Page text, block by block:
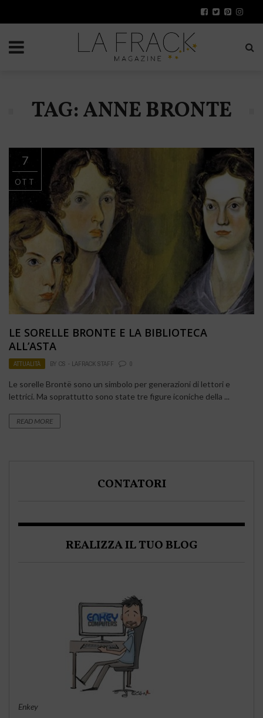
TAG: ANNE BRONTE
7
OTT
LE SORELLE BRONTE E LA BIBLIOTECA
ALL’ASTA
ATTUALITÀ BY CS - LAFRACK STAFF 0
Le sorelle Brontë sono un simbolo per generazioni di lettori e
lettrici. Ma soprattutto sono state tre figure iconiche della ...
READ MORE
CONTATORI
REALIZZA IL TUO BLOG
Enkey